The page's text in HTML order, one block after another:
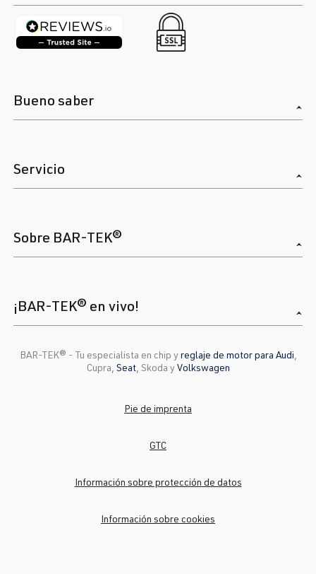
Bueno saber
Servicio
Sobre BAR-TEK®
¡BAR-TEK® en vivo!
BAR-TEK®️ - Tu especialista en chip yreglaje de motor para Audi,
Cupra, Seat, Skoda yVolkswagen
Pie de imprenta
GTC
Información sobre protección de datos
Información sobre cookies